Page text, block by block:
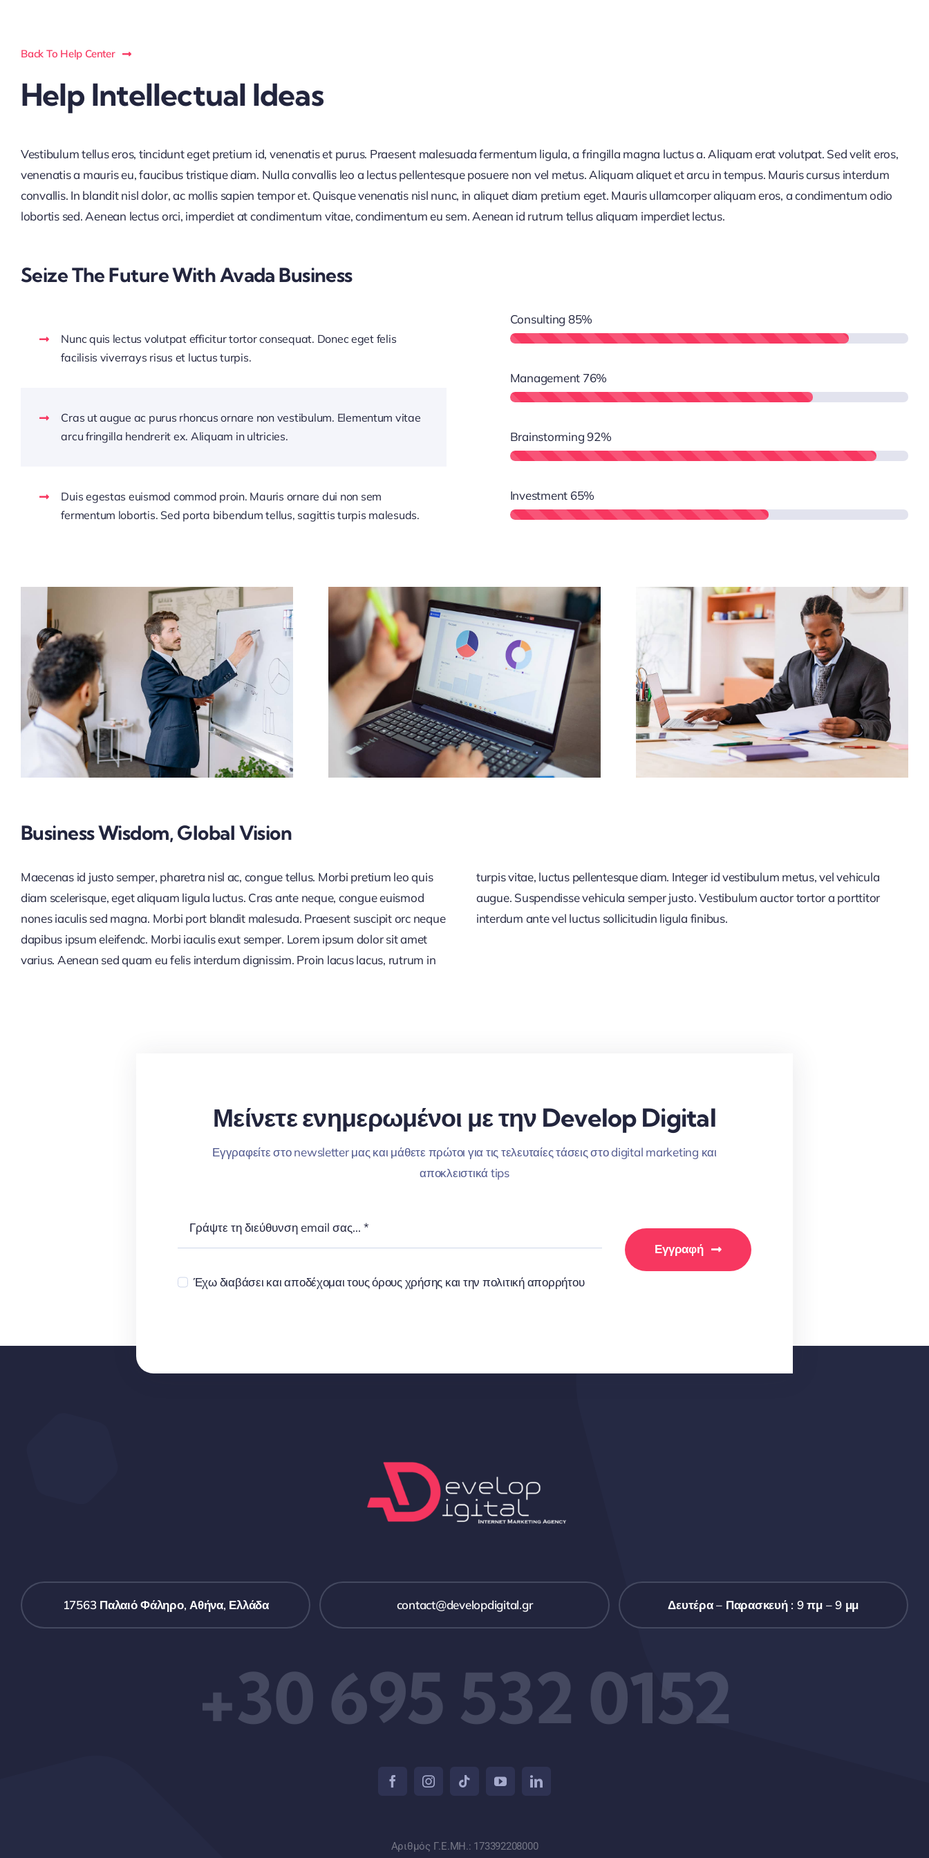
Back To Help Center
Help Intellectual Ideas
Vestibulum tellus eros, tincidunt eget pretium id, venenatis et purus. Praesent malesuada fermentum ligula, a fringilla magna luctus a. Aliquam erat volutpat. Sed velit eros,
venenatis a mauris eu, faucibus tristique diam. Nulla convallis leo a lectus pellentesque posuere non vel metus. Aliquam aliquet et arcu in tempus. Mauris cursus interdum
convallis. In blandit nisl dolor, ac mollis sapien tempor et. Quisque venenatis nisl nunc, in aliquet diam pretium eget. Mauris ullamcorper aliquam eros, a condimentum odio
lobortis sed. Aenean lectus orci, imperdiet at condimentum vitae, condimentum eu sem. Aenean id rutrum tellus aliquam imperdiet lectus.
Seize The Future With Avada Business
Nunc quis lectus volutpat efficitur tortor consequat. Donec eget felis
facilisis viverrays risus et luctus turpis.
Cras ut augue ac purus rhoncus ornare non vestibulum. Elementum vitae
arcu fringilla hendrerit ex. Aliquam in ultricies.
Duis egestas euismod commod proin. Mauris ornare dui non sem
fermentum lobortis. Sed porta bibendum tellus, sagittis turpis malesuds.
Consulting 85%
Management 76%
Brainstorming92%
Investment 65%
Business Wisdom, Global Vision
Maecenas id justo semper, pharetra nisl ac, congue tellus. Morbi pretium leo quis
diam scelerisque, eget aliquam ligula luctus. Cras ante neque, congue euismod
nones iaculis sed magna. Morbi port blandit malesuda. Praesent suscipit orc neque
dapibus ipsum eleifendc. Morbi iaculis exut semper. Lorem ipsum dolor sit amet
varius. Aenean sed quam eu felis interdum dignissim. Proin lacus lacus, rutrum in
turpis vitae, luctus pellentesque diam. Integer id vestibulum metus, vel vehicula
augue. Suspendisse vehicula semper justo. Vestibulum auctor tortor a porttitor
interdum ante vel luctus sollicitudin ligula finibus.
Μείνετε ενημερωμένοι με την Develop Digital
Εγγραφείτε στο newsletter μας και μάθετε πρώτοι για τις τελευταίες τάσεις στο digital marketing και
αποκλειστικά tips
Έχω διαβάσει και αποδέχομαι τους όρους χρήσης και την πολιτική απορρήτου
Εγγραφή
17563 Παλαιό Φάληρο, Αθήνα, Ελλάδα contact@developdigital.gr Δευτέρα – Παρασκευή : 9 πμ – 9 μμ
+30 695 532 0152
Αριθμός Γ.Ε.ΜΗ.: 173392208000